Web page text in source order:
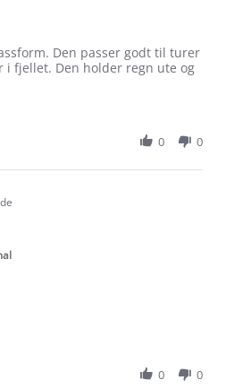
Den passer godt til turer
i fjellet. Den holder regn ute og
0 0
0 0